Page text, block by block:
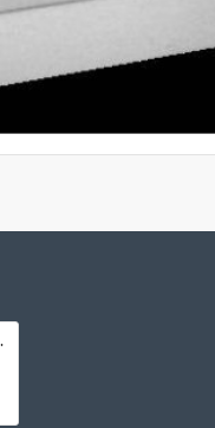
szellőztető ventillátorok